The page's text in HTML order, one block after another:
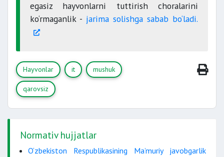
egasiz hayvonlarni tuttirish choralarini
ko‘rmaganlik - jarima solishga sabab bo‘ladi.
Hayvonlar it mushuk
qarovsiz
Normativ hujjatlar
O‘zbekiston Respublikasining Ma’muriy javobgarlik